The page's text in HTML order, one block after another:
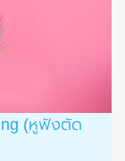
(หูฟังตัด